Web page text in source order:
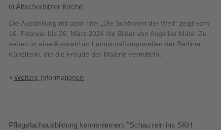
in Altscherbitzer Kirche
Die Ausstellung mit dem Titel „Die Schönheit der Welt“ zeigt vom
16. Februar bis 26. März 2024 die Bilder von Angelika Máté. Zu
sehen ist eine Auswahl an Landschaftsaquarellen der Berliner
Künstlerin, die die Freude der Malerin vermitteln.
Weitere Informationen
Pflegefachausbildung kennenlernen: "Schau rein ins SKH